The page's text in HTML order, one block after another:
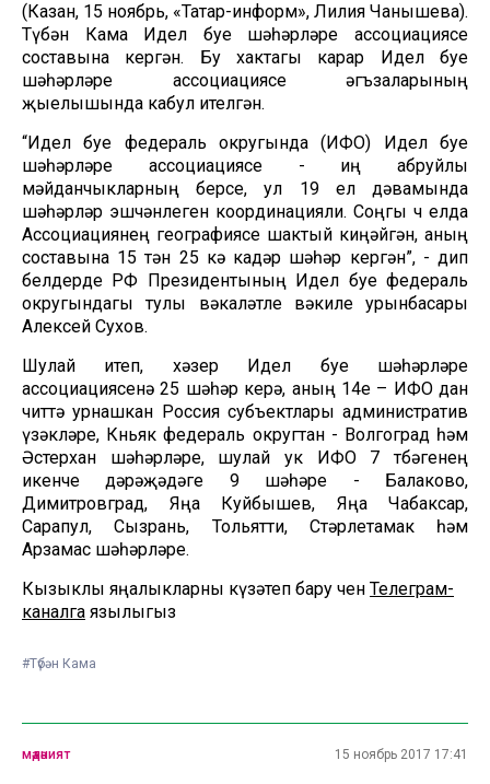
(Казан, 15 ноябрь, «Татар-информ», Лилия Чанышева).
Түбән Кама Идел буе шәһәрләре ассоциациясе
составына кергән. Бу хактагы карар Идел буе
шәһәрләре ассоциациясе әгъзаларының
җыелышында кабул ителгән.
“Идел буе федераль округында (ИФО) Идел буе
шәһәрләре ассоциациясе - иң абруйлы
мәйданчыкларның берсе, ул 19 ел дәвамында
шәһәрләр эшчәнлеген координацияли. Соңгы өч елда
Ассоциациянең географиясе шактый киңәйгән, аның
составына 15 тән 25 кә кадәр шәһәр кергән”, - дип
белдерде РФ Президентының Идел буе федераль
округындагы тулы вәкаләтле вәкиле урынбасары
Алексей Сухов.
Шулай итеп, хәзер Идел буе шәһәрләре
ассоциациясенә 25 шәһәр керә, аның 14е – ИФО дан
читтә урнашкан Россия субъектлары административ
үзәкләре, Көньяк федераль округтан - Волгоград һәм
Әстерхан шәһәрләре, шулай ук ИФО 7 төбәгенең
икенче дәрәҗәдәге 9 шәһәре - Балаково,
Димитровград, Яңа Куйбышев, Яңа Чабаксар,
Сарапул, Сызрань, Тольятти, Стәрлетамак һәм
Арзамас шәһәрләре.
Кызыклы яңалыкларны күзәтеп бару өчен Телеграм-
каналга язылыгыз
#Түбән Кама
мәдәният 15 ноябрь 2017 17:41